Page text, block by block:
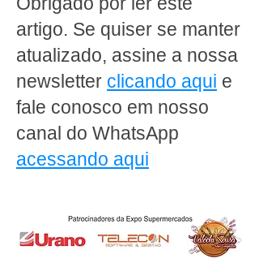
da sua padaria
artigo. Se quiser se manter
atualizado, assine a nossa
newsletter clicando aqui e
fale conosco em nosso
canal do WhatsApp
acessando aqui